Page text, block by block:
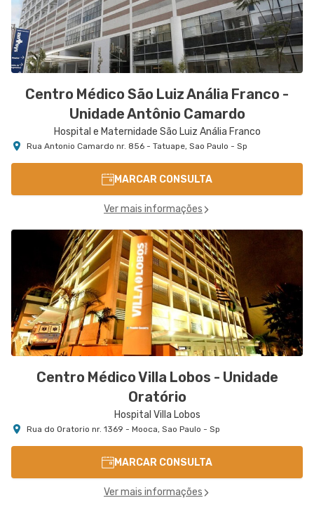
Centro Médico São Luiz Anália Franco -
Unidade Antônio Camardo
Hospital e Maternidade São Luiz Anália Franco
Rua Antonio Camardo nr. 856 - Tatuape, Sao Paulo - Sp
MARCAR CONSULTA
Ver mais informações
Centro Médico Villa Lobos - Unidade
Oratório
Hospital Villa Lobos
Rua do Oratorio nr. 1369 - Mooca, Sao Paulo - Sp
MARCAR CONSULTA
Ver mais informações